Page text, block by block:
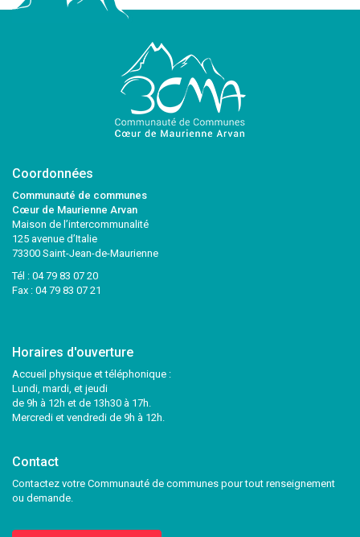
Coordonnées
Communauté de communes
Cœur de Maurienne Arvan
Maison de l’intercommunalité
125 avenue d’Italie
73300 Saint-Jean-de-Maurienne
Tél : 04 79 83 07 20
Fax : 04 79 83 07 21
Horaires d'ouverture
Accueil physique et téléphonique :
Lundi, mardi, et jeudi
de 9h à 12h et de 13h30 à 17h.
Mercredi et vendredi de 9h à 12h.
Contact
Contactez votre Communauté de communes pour tout renseignement
ou demande.